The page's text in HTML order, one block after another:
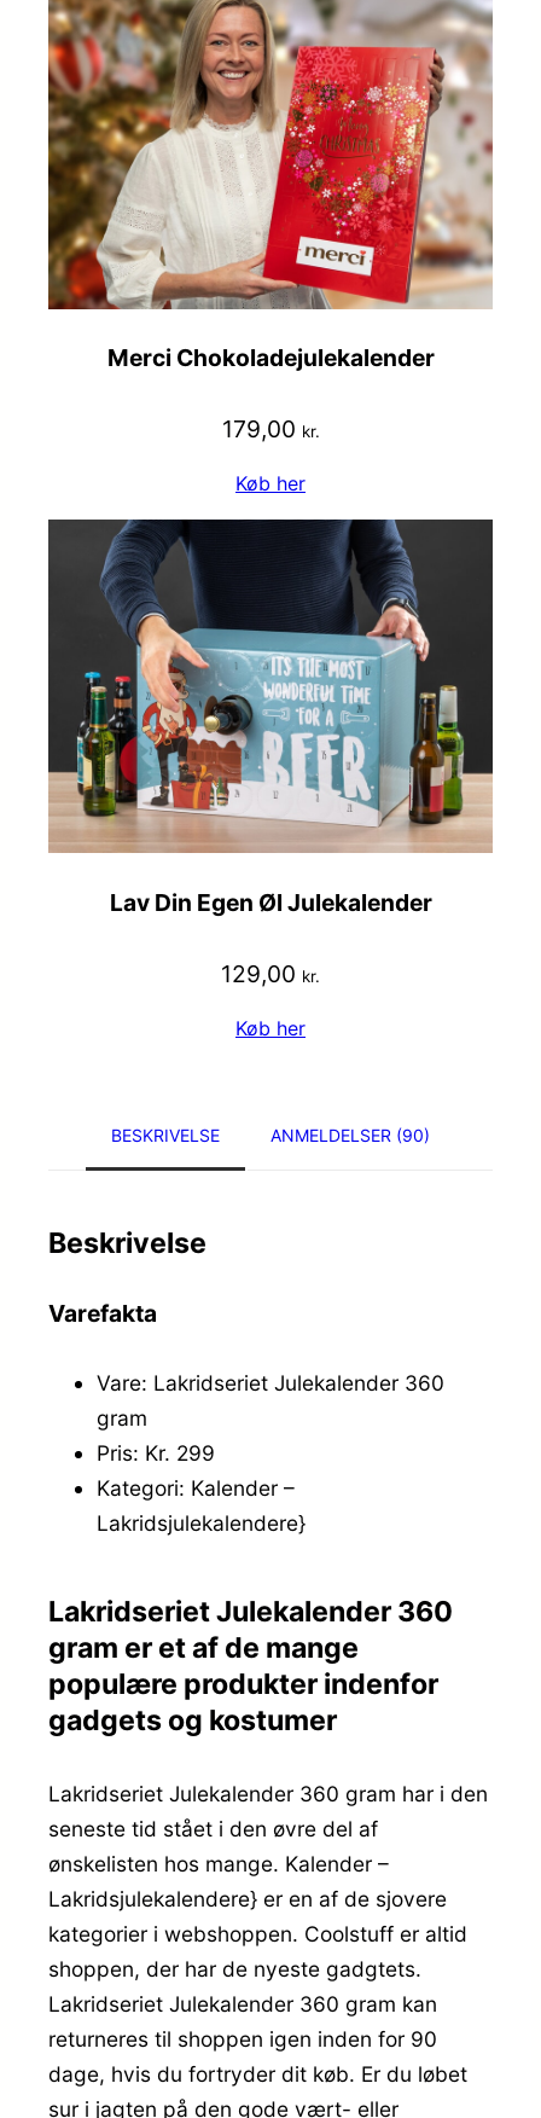
Merci Chokoladejulekalender
179,00 kr.
Køb her
Lav Din Egen Øl Julekalender
129,00 kr.
Køb her
BESKRIVELSE ANMELDELSER (90)
Beskrivelse
Varefakta
Vare: Lakridseriet Julekalender 360
gram
Pris: Kr. 299
Kategori: Kalender –
Lakridsjulekalendere}
Lakridseriet Julekalender 360
gram er et af de mange
populære produkter indenfor
gadgets og kostumer
Lakridseriet Julekalender 360 gram har i den
seneste tid stået i den øvre del af
ønskelisten hos mange. Kalender –
Lakridsjulekalendere} er en af de sjovere
kategorier i webshoppen. Coolstuff er altid
shoppen, der har de nyeste gadgtets.
Lakridseriet Julekalender 360 gram kan
returneres til shoppen igen inden for 90
dage, hvis du fortryder dit køb. Er du løbet
sur i jagten på den gode vært- eller